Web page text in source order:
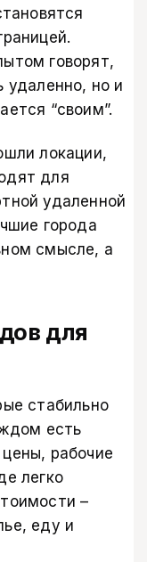
говорят,
удаленно, но и
“своим”.
локации,
для
удаленной
города
смысле, а
для
стабильно
есть
рабочие
легко
–
еду и